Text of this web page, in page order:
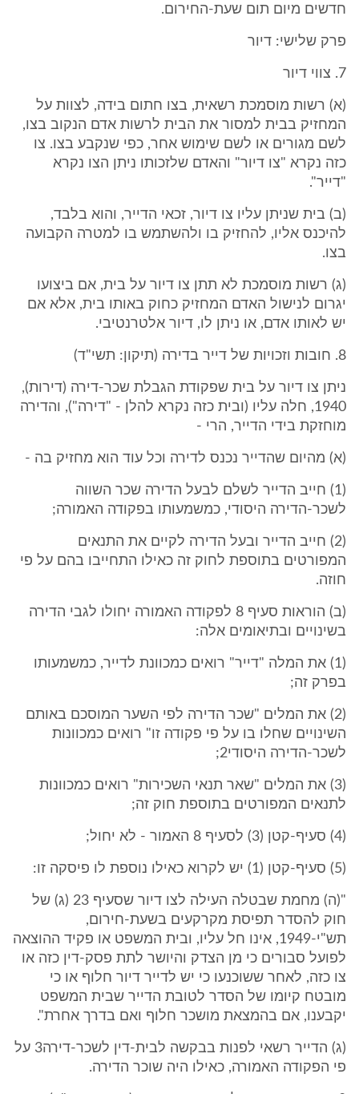
חדשים מיום תום שעת-החירום.
פרק שלישי: דיור
7. צווי דיור
(א) רשות מוסמכת רשאית, בצו חתום בידה, לצוות על
המחזיק בבית למסור את הבית לרשות אדם הנקוב בצו,
לשם מגורים או לשם שימוש אחר, כפי שנקבע בצו. צו
כזה נקרא "צו דיור" והאדם שלזכותו ניתן הצו נקרא
"דייר".
(ב) בית שניתן עליו צו דיור, זכאי הדייר, והוא בלבד,
להיכנס אליו, להחזיק בו ולהשתמש בו למטרה הקבועה
בצו.
(ג) רשות מוסמכת לא תתן צו דיור על בית, אם ביצועו
יגרום לנישול האדם המחזיק כחוק באותו בית, אלא אם
יש לאותו אדם, או ניתן לו, דיור אלטרנטיבי.
8. חובות וזכויות של דייר בדירה (תיקון: תשי"ד)
ניתן צו דיור על בית שפקודת הגבלת שכר-דירה (דירות),
1940, חלה עליו (ובית כזה נקרא להלן - "דירה"), והדירה
מוחזקת בידי הדייר, הרי -
(א) מהיום שהדייר נכנס לדירה וכל עוד הוא מחזיק בה -
(1) חייב הדייר לשלם לבעל הדירה שכר השווה
לשכר-הדירה היסודי, כמשמעותו בפקודה האמורה;
(2) חייב הדייר ובעל הדירה לקיים את התנאים
המפורטים בתוספת לחוק זה כאילו התחייבו בהם על פי
חוזה.
(ב) הוראות סעיף 8 לפקודה האמורה יחולו לגבי הדירה
בשינויים ובתיאומים אלה:
(1) את המלה "דייר" רואים כמכוונת לדייר, כמשמעותו
בפרק זה;
(2) את המלים "שכר הדירה לפי השער המוסכם באותם
השינויים שחלו בו על פי פקודה זו" רואים כמכוונות
לשכר-הדירה היסודי2;
(3) את המלים "שאר תנאי השכירות" רואים כמכוונות
לתנאים המפורטים בתוספת חוק זה;
(4) סעיף-קטן (3) לסעיף 8 האמור - לא יחול;
(5) סעיף-קטן (1) יש לקרוא כאילו נוספת לו פיסקה זו:
"(ה) מחמת שבטלה העילה לצו דיור שסעיף 23 (ג) של
חוק להסדר תפיסת מקרקעים בשעת-חירום,
תש"י-1949, אינו חל עליו, ובית המשפט או פקיד ההוצאה
לפועל סבורים כי מן הצדק והיושר לתת פסק-דין כזה או
צו כזה, לאחר ששוכנעו כי יש לדייר דיור חלוף או כי
מובטח קיומו של הסדר לטובת הדייר שבית המשפט
יקבענו, אם בהמצאת מושכר חלוף ואם בדרך אחרת".
(ג) הדייר רשאי לפנות בבקשה לבית-דין לשכר-דירה3 על
פי הפקודה האמורה, כאילו היה שוכר הדירה.